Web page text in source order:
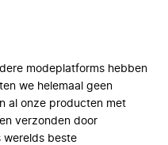
modeplatforms hebben
we helemaal geen
al onze producten met
verzonden door
werelds beste